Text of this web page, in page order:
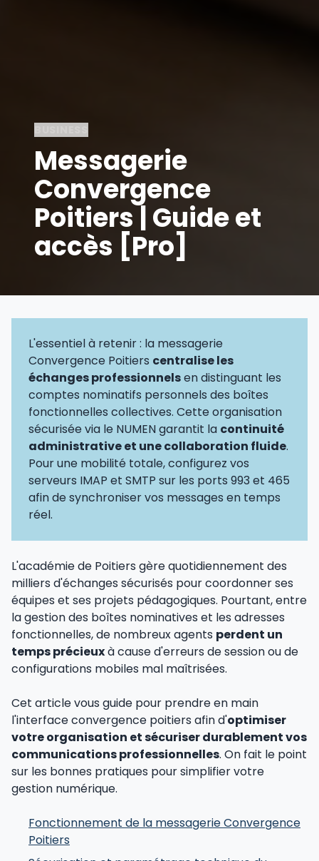
Messagerie
Convergence
Poitiers | Guide et
accès [Pro]
L'essentiel à retenir : la messagerie
Convergence Poitiers centralise les
échanges professionnelsen distinguant les
comptes nominatifs personnels des boîtes
fonctionnelles collectives. Cette organisation
sécurisée via le NUMEN garantit la continuité
administrative et une collaboration fluide.
Pour une mobilité totale, configurez vos
serveurs IMAP et SMTP sur les ports 993 et 465
afin de synchroniser vos messages en temps
réel.
L'académie de Poitiers gère quotidiennement des
milliers d'échanges sécurisés pour coordonner ses
équipes et ses projets pédagogiques. Pourtant, entre
la gestion des boîtes nominatives et les adresses
fonctionnelles, de nombreux agents perdent un
temps précieuxà cause d'erreurs de session ou de
configurations mobiles mal maîtrisées.
Cet article vous guide pour prendre en main
l'interface convergence poitiers afin d'optimiser
votre organisation et sécuriser durablement vos
communications professionnelles. On fait le point
sur les bonnes pratiques pour simplifier votre
gestion numérique.
Fonctionnement de la messagerie Convergence
Poitiers